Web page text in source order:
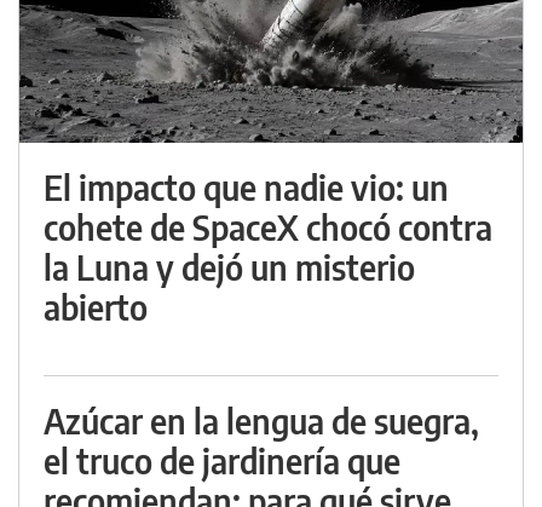
El impacto que nadie vio: un
cohete de SpaceX chocó contra
la Luna y dejó un misterio
abierto
Azúcar en la lengua de suegra,
el truco de jardinería que